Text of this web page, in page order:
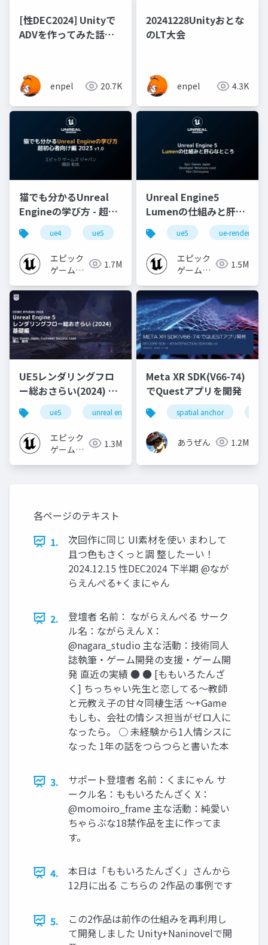
[性DEC2024] Unityで
ADVを作ってみた話
enpel 20.7K
20241228Unityおとな
のLT大会
enpel 4.3K
猫でも分かるUnreal
Engineの学び方 - 超初
心者向け編 - 2023 v1.0
ue4 ue5 ue-beginner
エピック
ゲームズ
1.7M
Unreal Engine5
Lumenの仕組みと肝心
なところ
ue5 ue-rendering
エピック
ゲームズ
1.5M
UE5レンダリングフロ
ー総おさらい(2024) 基
礎編！
[CEDEC+KYUSHU
2024]
ue5 unreal engine ue-rendering
エピック
ゲームズ
1.3M
Meta XR SDK(V66-74)
でQuestアプリを開発
spatial anchor
あうぜん 1.2M
各ページのテキスト
1.
次回作に同じ UI素材を使い まわして
且つ色もさくっと調 整したーい！
2024.12.15 性DEC2024 下半期 @なが
らえんぺる+くまにゃん
2.
登壇者 名前： ながらえんぺる サーク
ル名：ながらえん X：
@nagara_studio 主な活動：技術同人
誌執筆・ゲーム開発の支援・ゲーム開
発 直近の実績 ● ● [ももいろたんざ
く] ちっちゃい先生と恋してる～教師
と元教え子の甘々同棲生活 ～+Game
もしも、会社の情シス担当がゼロ人に
なったら。 ○ 未経験から1人情シスに
なった 1年の話をつらつらと書いた本
3.
サポート登壇者 名前：くまにゃん サ
ークル名：ももいろたんざく X：
@momoiro_frame 主な活動：純愛い
ちゃらぶな18禁作品を主に作ってま
す。
4.
本日は「ももいろたんざく」さんから
12月に出る こちらの 2作品の事例です
5.
この2作品は前作の仕組みを再利用し
て開発しました Unity+Naninovelで開